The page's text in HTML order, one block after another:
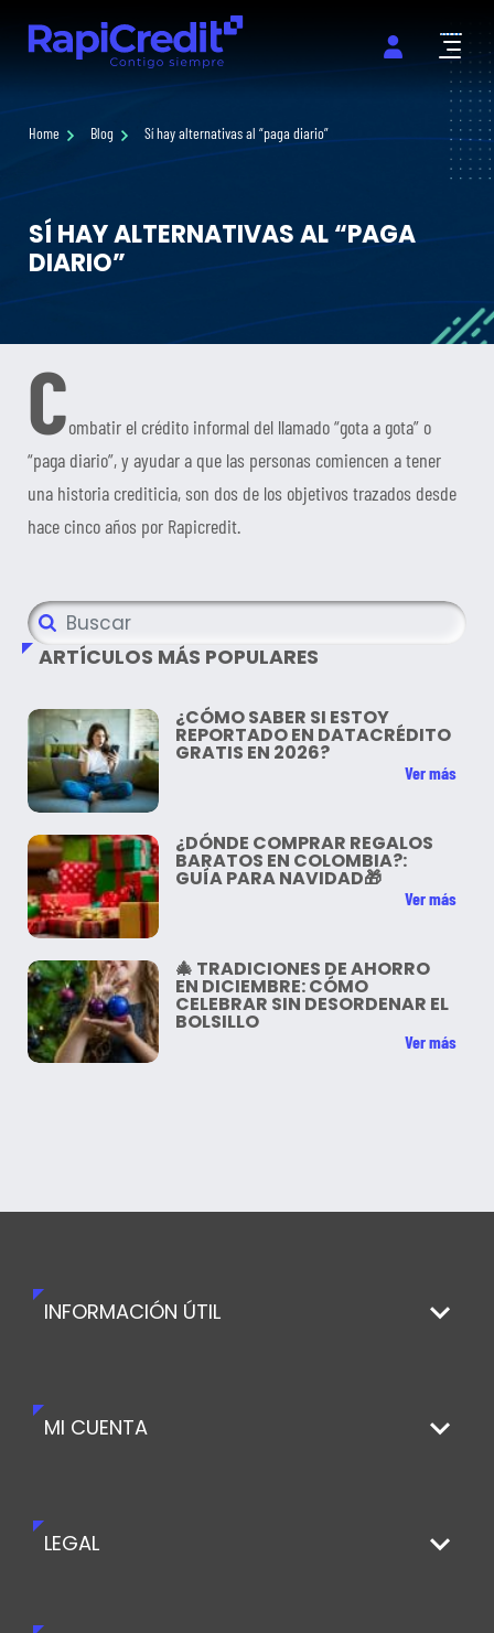
Abrir
SÍ HAY ALTERNATIVAS AL “PAGA
DIARIO”
Home Blog Sí hay alternativas al “paga diario”
Combatir el crédito informal del llamado “gota a gota” o
“paga diario”, y ayudar a que las personas comiencen a tener
una historia crediticia, son dos de los objetivos trazados desde
hace cinco años por Rapicredit.
ARTÍCULOS MÁS POPULARES
¿CÓMO SABER SI ESTOY
REPORTADO EN DATACRÉDITO
GRATIS EN 2026?
Ver más
¿DÓNDE COMPRAR REGALOS
BARATOS EN COLOMBIA?:
GUÍA PARA NAVIDAD🎁
Ver más
🎄 TRADICIONES DE AHORRO
EN DICIEMBRE: CÓMO
CELEBRAR SIN DESORDENAR EL
BOLSILLO
Ver más
INFORMACIÓN ÚTIL
MI CUENTA
LEGAL